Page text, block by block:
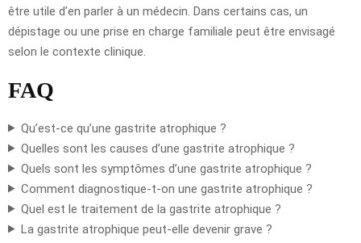
être utile d’en parler à un médecin. Dans certains cas, un
dépistage ou une prise en charge familiale peut être envisagé
selon le contexte clinique.
FAQ
Qu’est-ce qu’une gastrite atrophique ?
Quelles sont les causes d’une gastrite atrophique ?
Quels sont les symptômes d’une gastrite atrophique ?
Comment diagnostique-t-on une gastrite atrophique ?
Quel est le traitement de la gastrite atrophique ?
La gastrite atrophique peut-elle devenir grave ?